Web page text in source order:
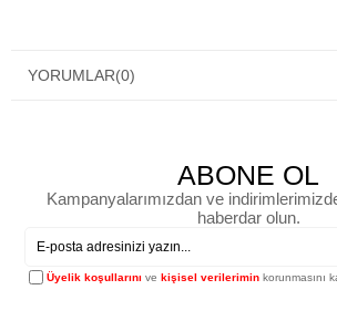
YORUMLAR(0)
ABONE OL
Kampanyalarımızdan ve
haberdar olun.
Üyelik koşullarını vekişisel verilerimin korunmasını